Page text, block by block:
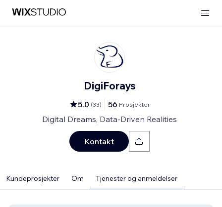
DigiForays
5.0 (33) 56 Prosjekter
Digital Dreams, Data-Driven Realities
Kontakt
Kundeprosjekter Om Tjenester og anmeldelser